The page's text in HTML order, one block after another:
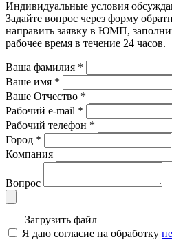
Индивидуальные условия
Задайте вопрос через форму
направить заявку в ЮМП,
рабочее время в течение 24 часов.
Ваша фамилия *
Ваше имя *
Ваше Отчество *
Рабочий e-mail *
Рабочий телефон *
Город *
Компания
Вопрос
Загрузить файл
Я даю согласие на обработку